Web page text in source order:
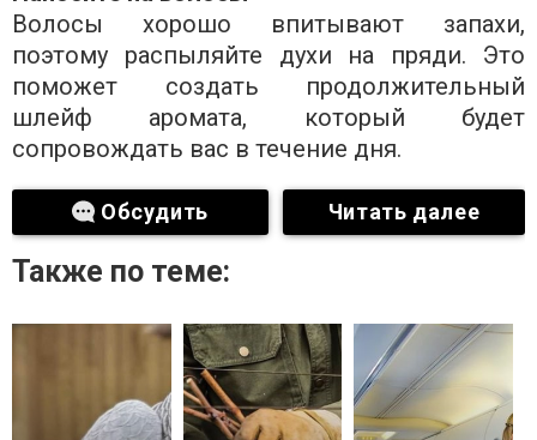
Волосы хорошо впитывают запахи,
поэтому распыляйте духи на пряди. Это
поможет создать продолжительный
шлейф аромата, который будет
сопровождать вас в течение дня.
Обсудить Читать далее
Также по теме: